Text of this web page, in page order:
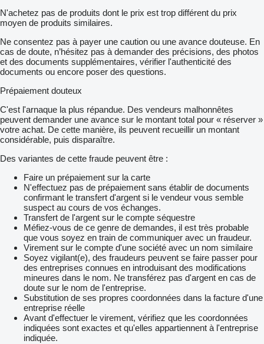
N'achetez pas de produits dont le prix est trop différent du prix
moyen de produits similaires.
Ne consentez pas à payer une caution ou une avance douteuse. En
cas de doute, n’hésitez pas à demander des précisions, des photos
et des documents supplémentaires, vérifier l'authenticité des
documents ou encore poser des questions.
Prépaiement douteux
C'est l'arnaque la plus répandue. Des vendeurs malhonnêtes
peuvent demander une avance sur le montant total pour « réserver »
votre achat. De cette manière, ils peuvent recueillir un montant
considérable, puis disparaître.
Des variantes de cette fraude peuvent être :
Faire un prépaiement sur la carte
N'effectuez pas de prépaiement sans établir de documents
confirmant le transfert d'argent si le vendeur vous semble
suspect au cours de vos échanges.
Transfert de l'argent sur le compte séquestre
Méfiez-vous de ce genre de demandes, il est très probable
que vous soyez en train de communiquer avec un fraudeur.
Virement sur le compte d'une société avec un nom similaire
Soyez vigilant(e), des fraudeurs peuvent se faire passer pour
des entreprises connues en introduisant des modifications
mineures dans le nom. Ne transférez pas d'argent en cas de
doute sur le nom de l'entreprise.
Substitution de ses propres coordonnées dans la facture d'une
entreprise réelle
Avant d'effectuer le virement, vérifiez que les coordonnées
indiquées sont exactes et qu'elles appartiennent à l'entreprise
indiquée.